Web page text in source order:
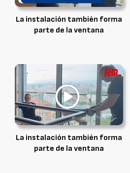
La instalación también forma
parte de la ventana
La instalación también forma
parte de la ventana